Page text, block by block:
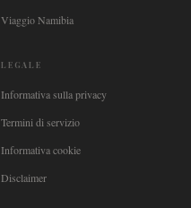
Viaggio Namibia
LEGALE
Informativa sulla privacy
Termini di servizio
Informativa cookie
Disclaimer